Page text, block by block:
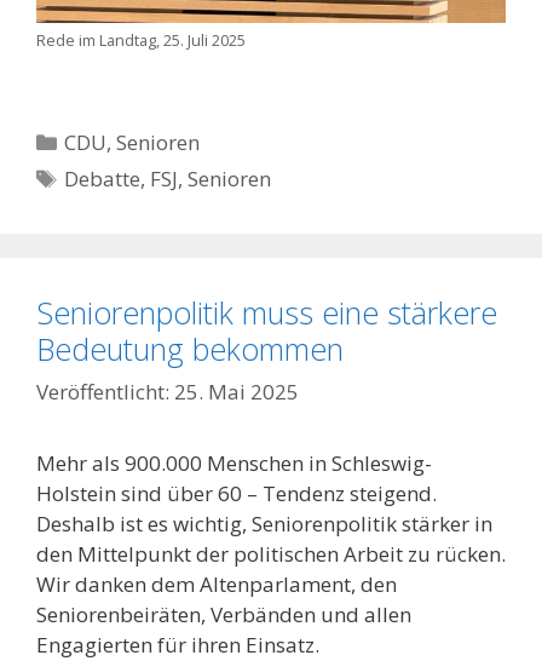
Rede im Landtag, 25. Juli 2025
Kategorien
CDU,Senioren
Schlagwörter
Debatte, FSJ,Senioren
Seniorenpolitik muss eine stärkere
Bedeutung bekommen
25. Mai 2025
Mehr als 900.000 Menschen in Schleswig-
Holstein sind über 60 – Tendenz steigend.
Deshalb ist es wichtig, Seniorenpolitik stärker in
den Mittelpunkt der politischen Arbeit zu rücken.
Wir danken dem Altenparlament, den
Seniorenbeiräten, Verbänden und allen
Engagierten für ihren Einsatz.